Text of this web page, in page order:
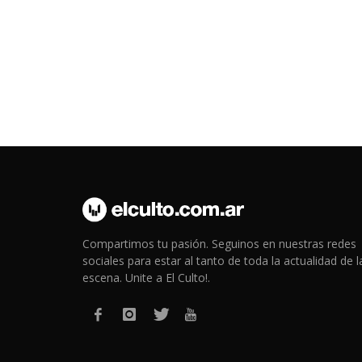
Compartimos tu pasión. Seguinos en nuestras redes
sociales para estar al tanto de toda la actualidad de
escena. Unite a El Culto!.